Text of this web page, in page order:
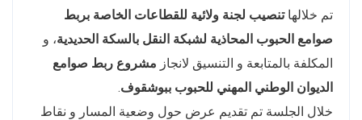
تم خلالهاتنصيب لجنة ولائية للقطاعات الخاصة بربط
صوامع الحبوب المحاذية لشبكة النقل بالسكة الحديدية، و
المكلفة بالمتابعة و التنسيق لانجاز مشروع ربط صوامع
الديوان الوطني المهني للحبوب ببوشقوف.
خلال الجلسة تم تقديم عرض حول وضعية المسار و نقاط